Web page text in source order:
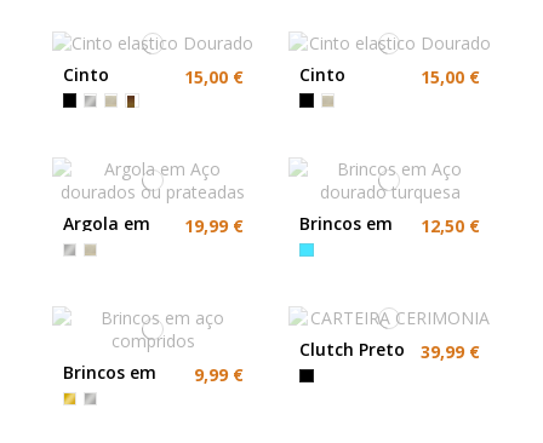
Cinto
elastico
Dourado
15,00 €
Cinto
elastico
Dourado
15,00 €
Argola em
Aço
dourados ou
19,99 €
Brincos em
Aço dourado
turquesa
12,50 €
Brincos em
aço
compridos
9,99 €
Clutch Preto 39,99 €